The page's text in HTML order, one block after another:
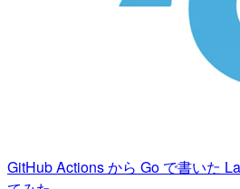
GitHub Actions から Go で書いた